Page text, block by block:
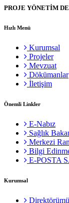
PROJE YÖNETİM
Hızlı Menü
Kurumsal
Projeler
Mevzuat
Dökümanlar
İletişim
Önemli Linkler
E-Nabız
Sağlık
Merkezi
Bilgi
E-POSTA
Kurumsal